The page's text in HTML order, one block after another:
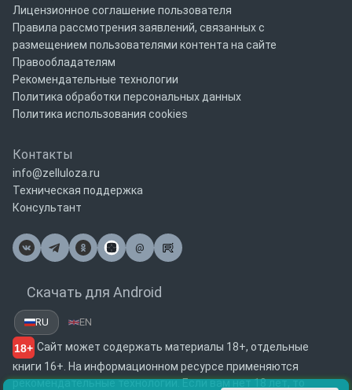
Лицензионное соглашение пользователя
Правила рассмотрения заявлений, связанных с
размещением пользователями контента на сайте
Правообладателям
Рекомендательные технологии
Политика обработки персональных данных
Политика использования cookies
Контакты
info@zelluloza.ru
Техническая поддержка
Консультант
@
Почта
Скачать для Android
RU EN
18+ Сайт может содержать материалы 18+, отдельные
книги 16+. На информационном ресурсе применяются
рекомендательные технологии. Если вам нет 18 лет, то